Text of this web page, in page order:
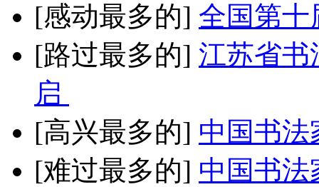
[感动最多的] 全国第十
[路过最多的] 江苏省书
启
[高兴最多的] 中国书法
[难过最多的] 中国书法